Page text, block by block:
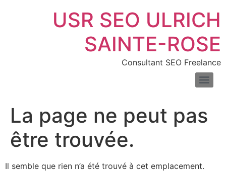
USR SEO ULRICH
SAINTE-ROSE
Consultant SEO Freelance
La page ne peut pas
être trouvée.
Il semble que rien n’a été trouvé à cet emplacement.